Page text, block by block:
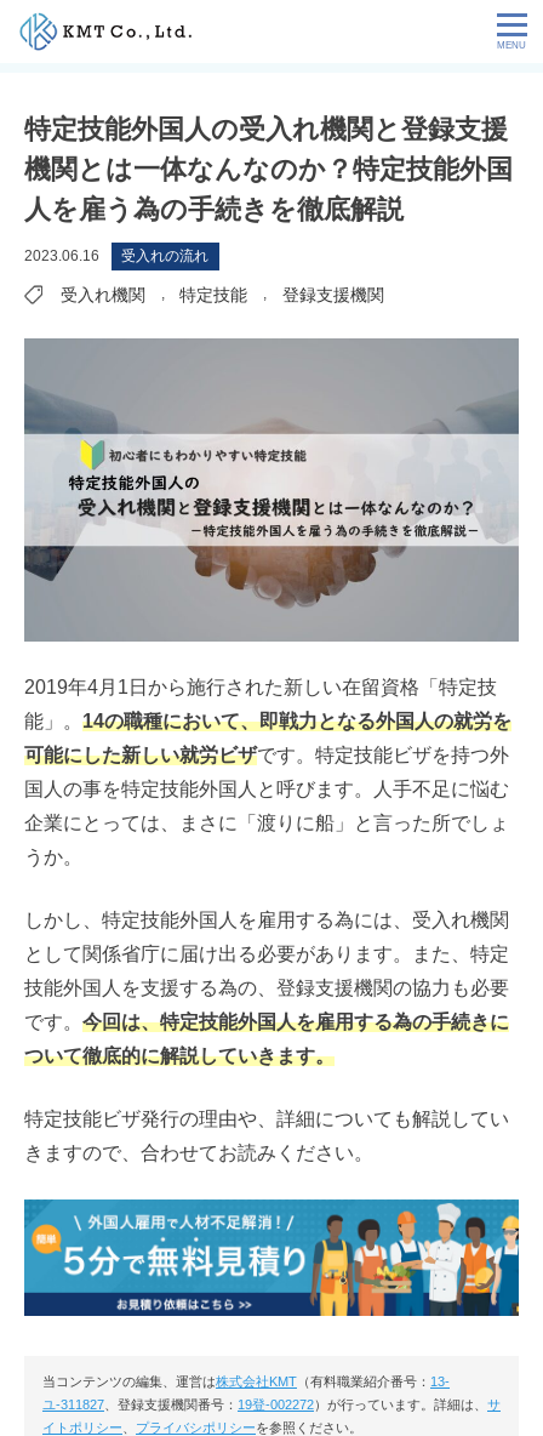
Skip
NEWS
お客様の声
採用情報
お問い合わせ
特定技能外国人の受入れ機関と登録支援
機関とは一体なんなのか？特定技能外国
人を雇う為の手続きを徹底解説
2023.06.16 受入れの流れ
受入れ機関 特定技能 登録支援機関
2019年4月1日から施行された新しい在留資格「特定技
能」。 14の職種において、即戦力となる外国人の就労を
可能にした新しい就労ビザです。特定技能ビザを持つ外
国人の事を特定技能外国人と呼びます。人手不足に悩む
企業にとっては、まさに「渡りに船」と言った所でしょ
うか。
しかし、特定技能外国人を雇用する為には、受入れ機関
として関係省庁に届け出る必要があります。また、特定
技能外国人を支援する為の、登録支援機関の協力も必要
です。 今回は、特定技能外国人を雇用する為の手続きに
ついて徹底的に解説していきます。
特定技能ビザ発行の理由や、詳細についても解説してい
きますので、合わせてお読みください。
当コンテンツの編集、運営は株式会社KMT （有料職業紹介番号： 13-
ユ-311827 、登録支援機関番号： 19登-002272）が行っています。詳細は、 サ
イトポリシー
プライバシポリシーを参照ください。